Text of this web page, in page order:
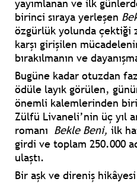
yayımlanan ve ilk
birinci sıraya yerleşen
özgürlük yolunda çektiği
karşı girişilen
bırakılmanın ve
Bugüne kadar otuzdan
ödüle layık görülen,
önemli kalemlerinden
Zülfü Livaneli’nin üç yıl
romanı Bekle Beni, ilk
girdi ve toplam 250.000
ulaştı.
Bir aşk ve direniş hikâyesi